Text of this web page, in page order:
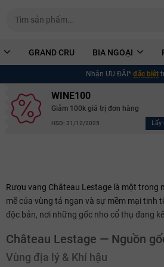
GRAND CRU BIA NGOẠI
Nhận ƯU ĐÃI* đặc biệt
WINE100
Giảm 100k giá trị đơn hàng
HSD: 31/12/2025 Lấy
Mã giảm giá:
Rượu vang Château Lestage là một trong
mẽ của vùng tả ngạn và sự mềm mại tinh
độc bản, nơi những gốc nho cổ thụ đang
Château Lestage — Nguồn
Vùng địa lý & Khí hậu